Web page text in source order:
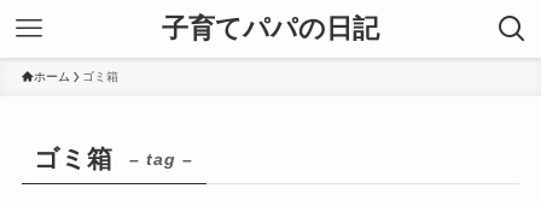
子育てパパの日記
ホーム ゴミ箱
ゴミ箱 – tag –